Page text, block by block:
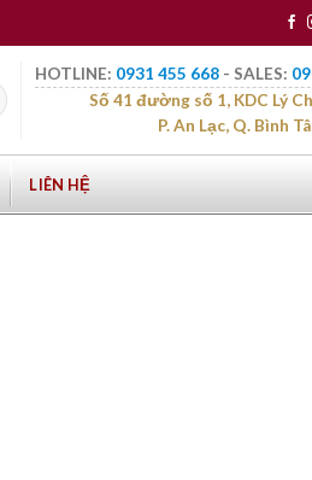
HOTLINE: 0931 455 668 - SALES:
Số 41 đường số 1, KDC Lý
P. An Lạc, Q. Bình
LIÊN HỆ